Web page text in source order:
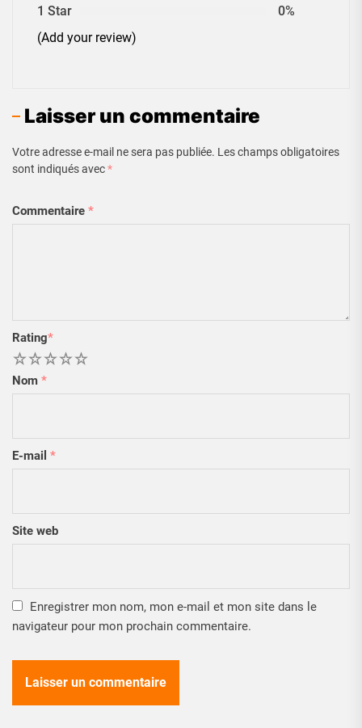
1 Star
0%
(Add your review)
Laisser un commentaire
Votre adresse e-mail ne sera pas publiée. Les champs obligatoires
sont indiqués avec*
Commentaire *
Rating*
5
4
3
2
Nom *
E-mail *
Site web
Enregistrer mon nom, mon e-mail et mon site dans le
navigateur pour mon prochain commentaire.